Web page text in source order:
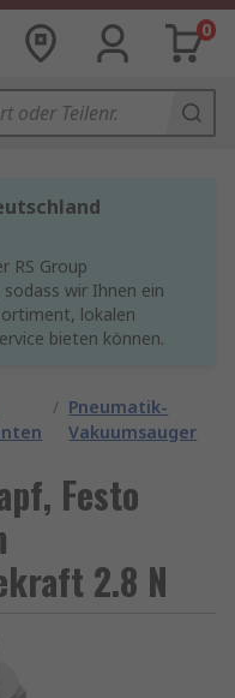
0
RS Group
wir Ihnen ein
lokalen
bieten können.
/ Pneumatik-
Vakuumsauger
Festo
2.8 N